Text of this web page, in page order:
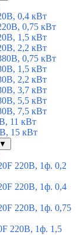
0,4 кВт
0,75 кВт
1,5 кВт
2,2 кВт
0,75 кВт
1,5 кВт
2,2 кВт
3,7 кВт
5,5 кВт
7,5 кВт
11 кВт
15 кВт
▼
220В, 1ф. 0,2
220В, 1ф. 0,4
220В, 1ф. 0,75
220В, 1ф. 1,5